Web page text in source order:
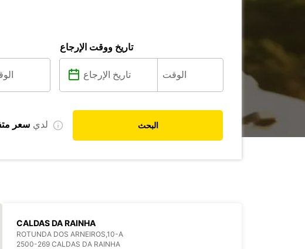
تاريخ ووقت الإرجاع
لدي سعر البحث
CALDAS DA RAINHA
ROTUNDA DOS ARNEIROS,10-A
2500-269 CALDAS DA RAINHA